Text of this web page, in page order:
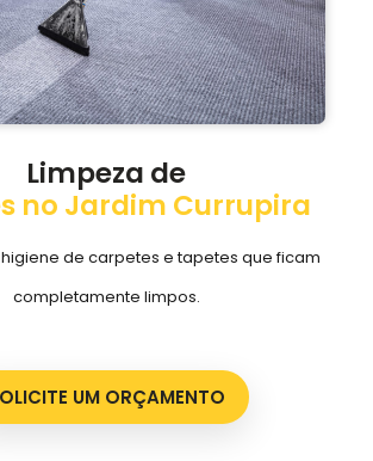
Limpeza de
no Jardim Currupira
de carpetes e tapetes que ficam
completamente limpos.
UM ORÇAMENTO